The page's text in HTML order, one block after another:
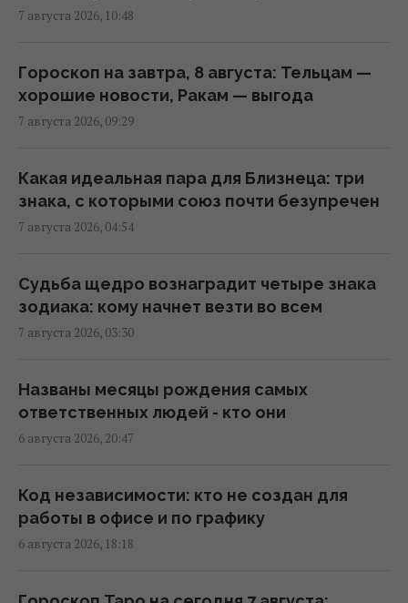
сердечных приступов, но есть нюанс, –
исследование
12:03 четверг, 06 августа 2026
Телескоп на Гавайях зафиксировал новые
загадочные явления на поверхности
Солнца
Новые окаменелости, обнаруженные в
Испании, свидетельствуют о каннибализме
Открытие школьника из Японии о памяти
Скрывалась под землей более 1600 лет: в
7 августа 2026, 10:48
Гороскоп на завтра, 8 августа: Тельцам —
хорошие новости, Ракам — выгода
7 августа 2026, 09:29
Какая идеальная пара для Близнеца: три
знака, с которыми союз почти безупречен
7 августа 2026, 04:54
Судьба щедро вознаградит четыре знака
зодиака: кому начнет везти во всем
7 августа 2026, 03:30
Названы месяцы рождения самых
ответственных людей - кто они
6 августа 2026, 20:47
Код независимости: кто не создан для
работы в офисе и по графику
6 августа 2026, 18:18